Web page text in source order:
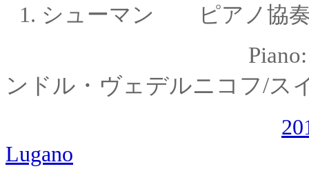
1. シューマン ピアノ協
ンドル・ ヴェデルニコフ/ス
Lugano